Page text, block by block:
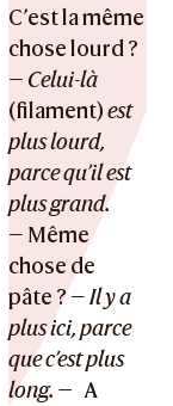
C’est la même
chose lourd ?
— Celui-là
(filament)est
plus lourd,
parce qu’il est
plus grand.
— Même
chose de
pâte ? —Il y a
plus ici, parce
que c’est plus
long. — A